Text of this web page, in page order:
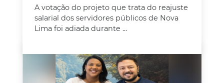
A votação do projeto que trata do reajuste
salarial dos servidores públicos de Nova
Lima foi adiada durante ...